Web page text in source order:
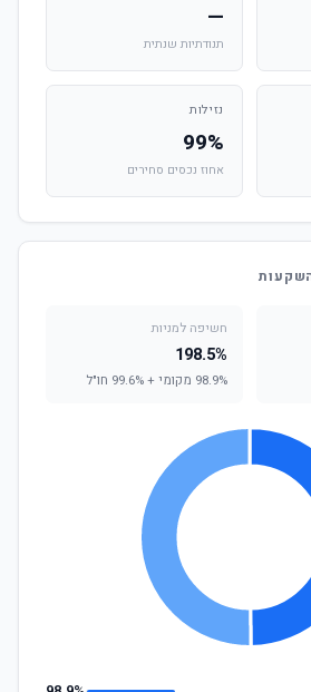
—
תנודתיות שנתית
נזילות
99%
אחוז נכסים סחירים
חשיפה למניות
198.5%
98.9% מקומי + 99.6% חו"ל